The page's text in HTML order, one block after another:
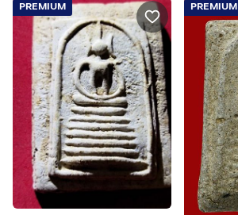
PREMIUM PREMIUM